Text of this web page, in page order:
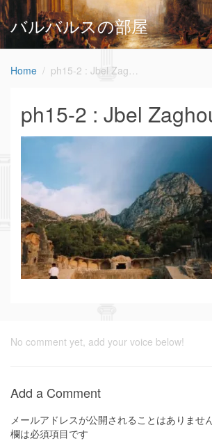
バルバルスの部屋
Home ph15-2 : Jbel Zaghouan
ph15-2 : Jbel
No comment yet, add your voice below!
Add a Comment
メールアドレスが公開されることはありません
欄は必須項目です